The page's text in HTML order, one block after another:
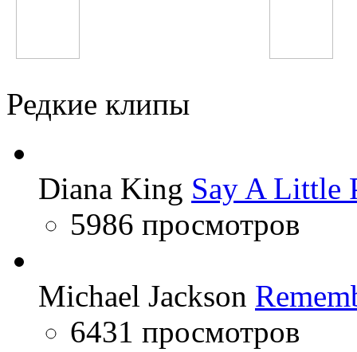
Редкие клипы
Diana King Say A Little
5986 просмотров
Michael Jackson
6431 просмотров